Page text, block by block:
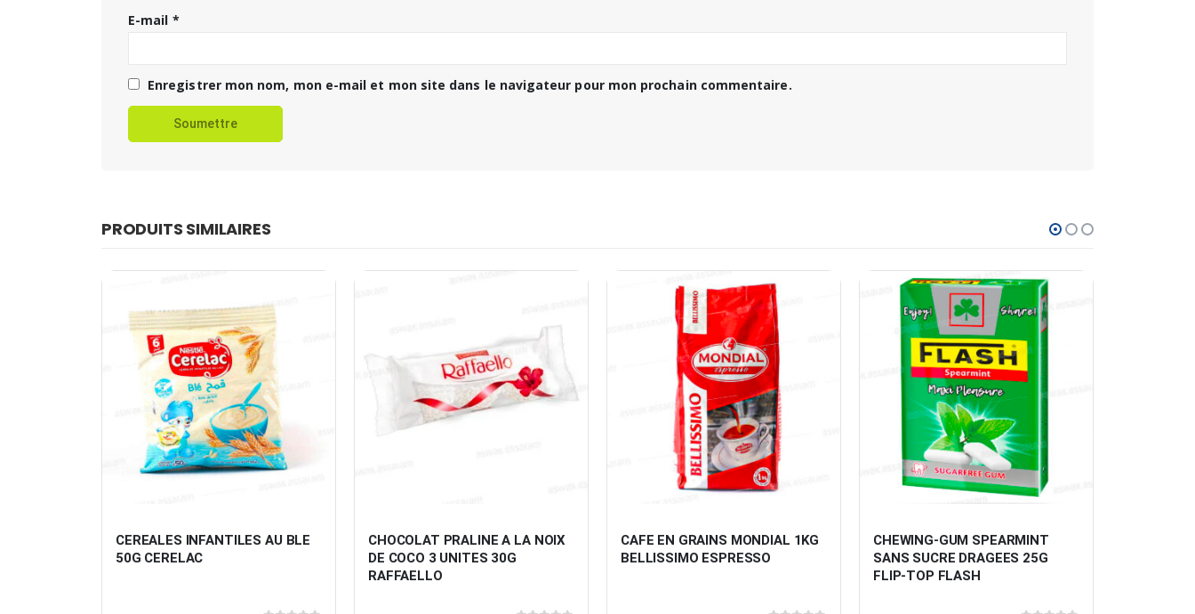
E-mail *
Enregistrer mon nom, mon e-mail et mon site dans le navigateur pour mon prochain commentaire.
PRODUITS SIMILAIRES
CEREALES INFANTILES AU BLE
50G CERELAC
CHOCOLAT PRALINE A LA NOIX
DE COCO 3 UNITES 30G
RAFFAELLO
CAFE EN GRAINS MONDIAL 1KG
BELLISSIMO ESPRESSO
CHEWING-GUM SPEARMINT
SANS SUCRE DRAGEES 25G
FLIP-TOP FLASH